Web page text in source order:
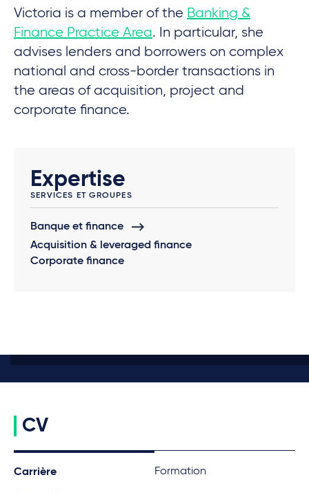
Victoria is a member of the Banking &
Finance Practice Area. In particular, she
advises lenders and borrowers on complex
national and cross-border transactions in
the areas of acquisition, project and
corporate finance.
Expertise
SERVICES ET GROUPES
Banque et finance
Acquisition & leveraged finance
Corporate finance
CV
Carrière Formation